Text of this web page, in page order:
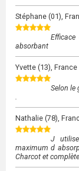
Stéphane (01),
absorbant
Yvette (13),
Selon le
.
Nathalie (78),
J
maximum d
Charcot et